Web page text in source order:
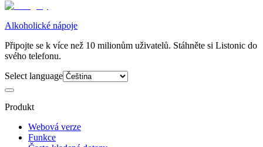
Alkoholické nápoje
Připojte se k více než 10 milionům uživatelů. Stáhněte si Listonic do
svého telefonu.
Select language
Produkt
Webová verze
Funkce